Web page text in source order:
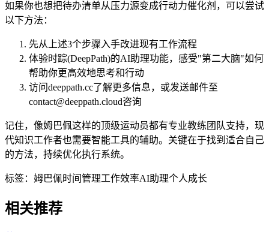
如果你也想把待办清单从压力源变成行动力催化剂，可以尝试
以下方法：
先从上述3个步骤入手改进现有工作流程
体验时踪(DeepPath)的AI助理功能，感受"第二大脑"如何
帮助你更高效地思考和行动
访问deeppath.cc了解更多信息，或发送邮件至
contact@deeppath.cloud咨询
记住，像姆巴佩这样的顶级运动员都有专业教练团队支持，现
代知识工作者也需要智能工具的辅助。关键在于找到适合自己
的方法，持续优化执行系统。
标签： 姆巴佩时间管理工作效率AI助理个人成长
相关推荐